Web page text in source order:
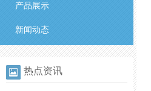
产品展示
新闻动态
热点资讯